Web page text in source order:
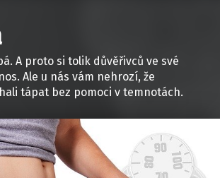
A proto si tolik důvěřivců ve své
Ale u nás vám nehrozí, že
tápat bez pomoci v temnotách.